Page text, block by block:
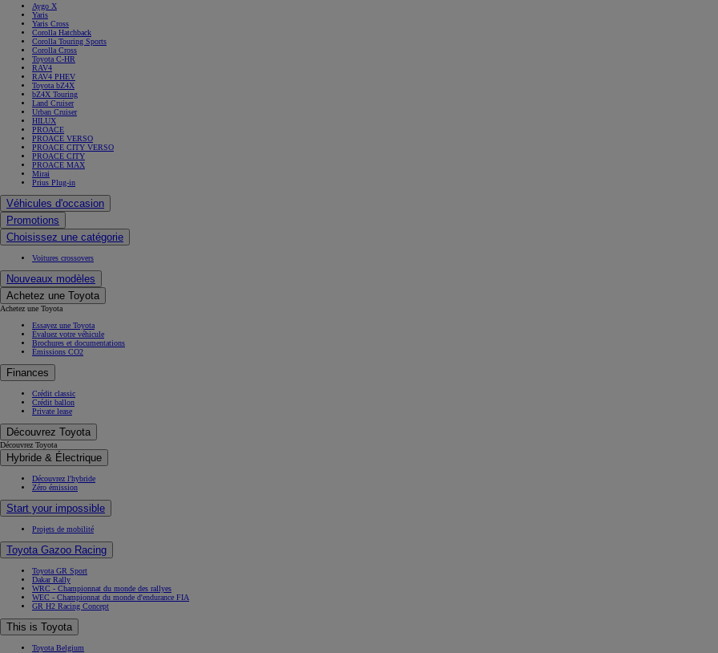
À partir de
Corolla Touring Sports
HYBRIDE
Aygo X
Yaris
Yaris Cross
Corolla Hatchback
Corolla Touring Sports
Corolla Cross
Toyota C-HR
RAV4
RAV4 PHEV
Toyota bZ4X
bZ4X Touring
Land Cruiser
Urban Cruiser
HILUX
PROACE
PROACE VERSO
PROACE CITY VERSO
PROACE CITY
PROACE MAX
Mirai
Prius Plug-in
Véhicules d'occasion
Promotions
Choisissez une catégorie
Voitures crossovers
Nouveaux modèles
Achetez une Toyota
Achetez une Toyota
Essayez une Toyota
Évaluez votre véhicule
Brochures et documentations
Émissions CO2
Finances
Crédit classic
Crédit ballon
Private lease
Découvrez Toyota
Découvrez Toyota
Hybride & Électrique
Découvrez l'hybride
Zéro émission
Start your impossible
Projets de mobilité
Toyota Gazoo Racing
Toyota GR Sport
Dakar Rally
WRC - Championnat du monde des rallyes
WEC - Championnat du monde d'endurance FIA
GR H2 Racing Concept
This is Toyota
Toyota Belgium